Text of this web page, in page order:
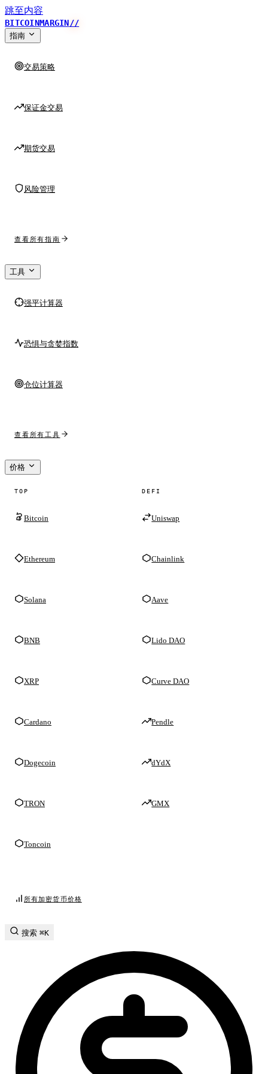
跳至内容
BITCOINMARGIN//
指南
交易策略
保证金交易
期货交易
风险管理
查看所有指南
工具
强平计算器
恐惧与贪婪指数
仓位计算器
查看所有工具
价格
TOP
Bitcoin
Ethereum
Solana
BNB
XRP
Cardano
Dogecoin
TRON
Toncoin
DEFI
Uniswap
Chainlink
Aave
Lido DAO
Curve DAO
Pendle
dYdX
GMX
所有加密货币价格
搜索 ⌘K